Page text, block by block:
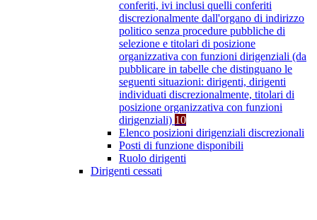
conferiti, ivi inclusi quelli conferiti
discrezionalmente dall'organo di indirizzo
politico senza procedure pubbliche di
selezione e titolari di posizione
organizzativa con funzioni dirigenziali (da
pubblicare in tabelle che distinguano le
seguenti situazioni: dirigenti, dirigenti
individuati discrezionalmente, titolari di
posizione organizzativa con funzioni
dirigenziali) 10
Elenco posizioni dirigenziali discrezionali
Posti di funzione disponibili
Ruolo dirigenti
Dirigenti cessati